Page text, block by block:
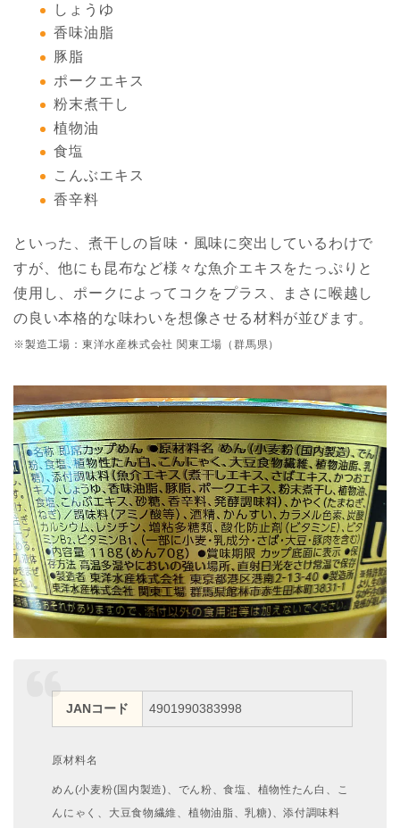
しょうゆ
香味油脂
豚脂
ポークエキス
粉末煮干し
植物油
食塩
こんぶエキス
香辛料
といった、煮干しの旨味・風味に突出しているわけで
すが、他にも昆布など様々な魚介エキスをたっぷりと
使用し、ポークによってコクをプラス、まさに喉越し
の良い本格的な味わいを想像させる材料が並びます。
※製造工場：東洋水産株式会社 関東工場（群馬県）
JANコード 4901990383998
原材料名
めん(小麦粉(国内製造)、でん粉、食塩、植物性たん白、こ
んにゃく、大豆食物繊維、植物油脂、乳糖)、添付調味料